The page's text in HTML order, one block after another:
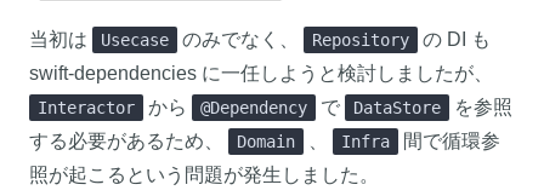
当初は Usecase のみでなく、 Repository
の DI も
swift-dependencies に一任しようと検討しましたが、
Interactor から @Dependency で DataStore
を参照
する必要があるため、
Domain Infra
間で循環参
照が起こるという問題が発生しました。